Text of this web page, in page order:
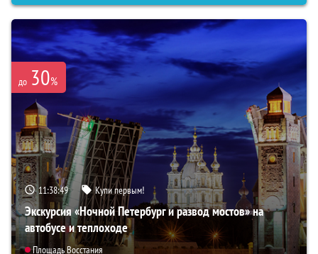
до 30%
11:38:47 Купи первым!
Экскурсия «Ночной Петербург и развод мостов» на
автобусе и теплоходе
Площадь Восстания